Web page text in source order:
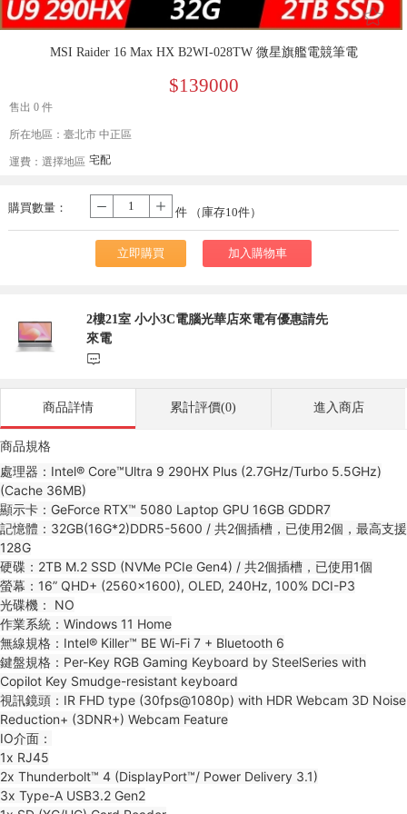
󰄔
MSI Raider 16 Max HX B2WI-028TW 微星旗艦電競筆電
$139000
售出 0 件
所在地區：臺北市 中正區
運費： 選擇地區 宅配
購買數量：
- 件 （庫存10件）
立即購買 加入購物車
2樓21室 小小3C電腦光華店來電有優惠請先
來電
󰃨
商品詳情 累計評價(0) 進入商店
商品規格
處理器：Intel® Core™Ultra 9 290HX Plus (2.7GHz/Turbo 5.5GHz)
(Cache 36MB)
顯示卡：GeForce RTX™ 5080 Laptop GPU 16GB GDDR7
記憶體：32GB(16G*2)DDR5-5600 / 共2個插槽，已使用2個，最高支援
128G
硬碟：2TB M.2 SSD (NVMe PCIe Gen4) / 共2個插槽，已使用1個
螢幕：16” QHD+ (2560x1600), OLED, 240Hz, 100% DCI-P3
光碟機： NO
作業系統：Windows 11 Home
無線規格：Intel® Killer™ BE Wi-Fi 7 + Bluetooth 6
鍵盤規格：Per-Key RGB Gaming Keyboard by SteelSeries with
Copilot Key Smudge-resistant keyboard
視訊鏡頭：IR FHD type (30fps@1080p) with HDR Webcam 3D Noise
Reduction+ (3DNR+) Webcam Feature
IO介面：
1x RJ45
2x Thunderbolt™ 4 (DisplayPort™/ Power Delivery 3.1)
3x Type-A USB3.2 Gen2